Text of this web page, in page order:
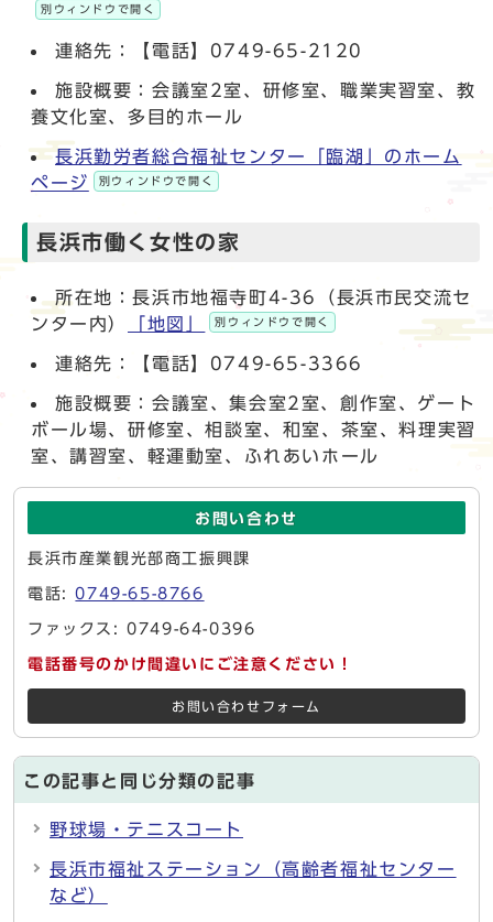
別ウィンドウで開く
連絡先：【電話】0749-65-2120
施設概要：会議室2室、研修室、職業実習室、教
養文化室、多目的ホール
長浜勤労者総合福祉センター「臨湖」のホーム
ページ
別ウィンドウで開く
長浜市働く女性の家
所在地：長浜市地福寺町4-36（長浜市民交流セ
ンター内）
「地図」 別ウィンドウで開く
連絡先：【電話】0749-65-3366
施設概要：会議室、集会室2室、創作室、ゲート
ボール場、研修室、相談室、和室、茶室、料理実習
室、講習室、軽運動室、ふれあいホール
お問い合わせ
長浜市産業観光部商工振興課
電話:0749-65-8766
ファックス: 0749-64-0396
電話番号のかけ間違いにご注意ください！
お問い合わせフォーム
この記事と同じ分類の記事
野球場・テニスコート
長浜市福祉ステーション（高齢者福祉センター
など）